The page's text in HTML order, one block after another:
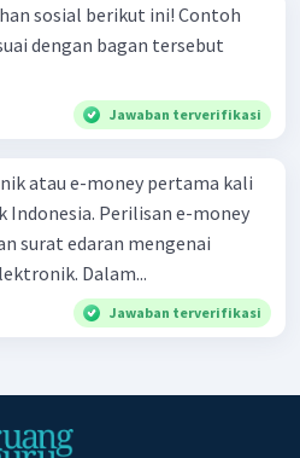
berikut ini! Contoh
dengan bagan tersebut
Jawaban terverifikasi
atau e-money pertama kali
Indonesia. Perilisan e-money
surat edaran mengenai
Dalam...
Jawaban terverifikasi